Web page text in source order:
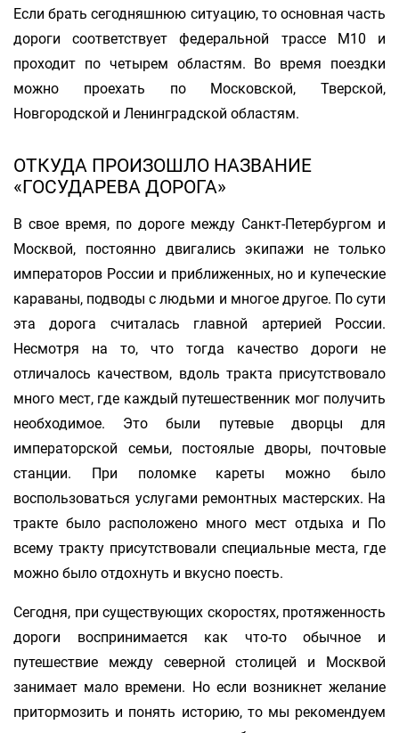
Если брать сегодняшнюю ситуацию, то основная часть
дороги соответствует федеральной трассе M10 и
проходит по четырем областям. Во время поездки
можно проехать по Московской, Тверской,
Новгородской и Ленинградской областям.
ОТКУДА ПРОИЗОШЛО НАЗВАНИЕ
«ГОСУДАРЕВА ДОРОГА»
В свое время, по дороге между Санкт-Петербургом и
Москвой, постоянно двигались экипажи не только
императоров России и приближенных, но и купеческие
караваны, подводы с людьми и многое другое. По сути
эта дорога считалась главной артерией России.
Несмотря на то, что тогда качество дороги не
отличалось качеством, вдоль тракта присутствовало
много мест, где каждый путешественник мог получить
необходимое. Это были путевые дворцы для
императорской семьи, постоялые дворы, почтовые
станции. При поломке кареты можно было
воспользоваться услугами ремонтных мастерских. На
тракте было расположено много мест отдыха и По
всему тракту присутствовали специальные места, где
можно было отдохнуть и вкусно поесть.
Сегодня, при существующих скоростях, протяженность
дороги воспринимается как что-то обычное и
путешествие между северной столицей и Москвой
занимает мало времени. Но если возникнет желание
притормозить и понять историю, то мы рекомендуем